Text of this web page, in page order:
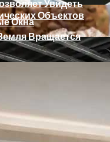
Окна
Вращается
Жизни Из Космоса